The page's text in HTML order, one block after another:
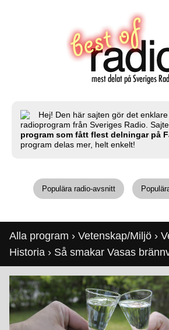
Hej! Den här sajten gör det
radioprogram från Sveriges Radio.
program som fått flest delningar på
program delas mer, helt enkelt!
Populära radio-avsnitt
Alla program › Vetenskap/Miljö ›
Historia › Så smakar Vasas